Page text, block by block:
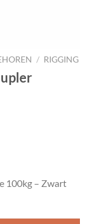
/ RIGGING
100kg – Zwart